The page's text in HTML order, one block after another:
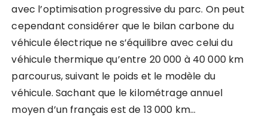
avec l’optimisation progressive du parc. On peut
cependant considérer que le bilan carbone du
véhicule électrique ne s’équilibre avec celui du
véhicule thermique qu’entre 20 000 à 40 000 km
parcourus, suivant le poids et le modèle du
véhicule. Sachant que le kilométrage annuel
moyen d’un français est de 13 000 km…